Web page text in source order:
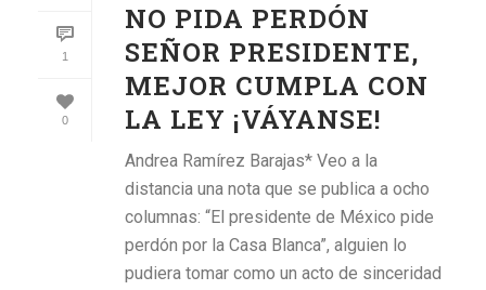
1
0
NO PIDA PERDÓN
SEÑOR PRESIDENTE,
MEJOR CUMPLA CON
LA LEY ¡VÁYANSE!
Andrea Ramírez Barajas* Veo a la
distancia una nota que se publica a ocho
columnas: “El presidente de México pide
perdón por la Casa Blanca”, alguien lo
pudiera tomar como un acto de sinceridad